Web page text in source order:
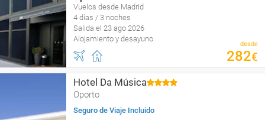
Vuelos desde Madrid
4 días / 3 noches
Salida el 23 ago 2026
Alojamiento y desayuno
desde
282€
Hotel Da Música
Oporto
Seguro de Viaje Incluido